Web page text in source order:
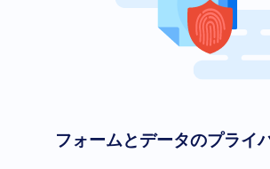
フォームとデータのプライ